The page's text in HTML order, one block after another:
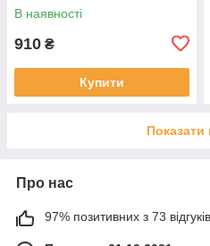
В наявності
910 ₴
Купити
Показати
Про нас
97% позитивних з 73